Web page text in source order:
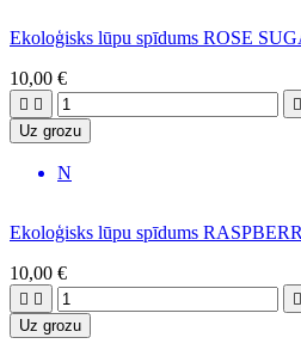
Ekoloģisks lūpu spīdums ROSE
10,00 €
  
Uz grozu
N
Ekoloģisks lūpu spīdums
10,00 €
  
Uz grozu